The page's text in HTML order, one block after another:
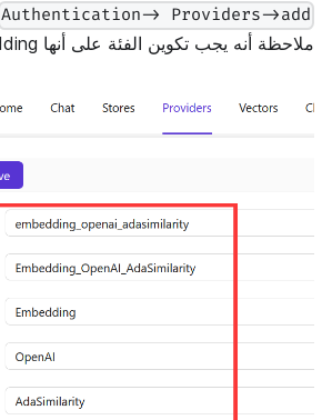
Authentication-> Providers->add
ملاحظة أنه يجب تكوين الفئة على أنها Embedding):